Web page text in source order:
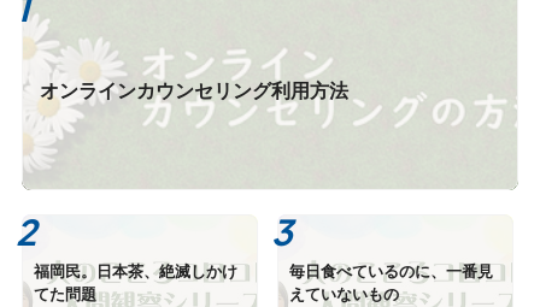
オンラインカウンセリング利用方法
福岡民。日本茶、絶滅しかけ
てた問題
毎日食べているのに、一番見
えていないもの